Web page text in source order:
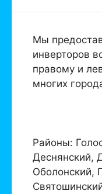
Мы
инверторов
правому и
многих
Районы:
Деснянский,
Оболонский,